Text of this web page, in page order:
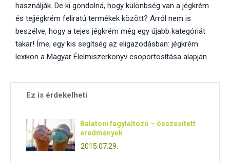
U
használják. De ki gondolná, hogy különbség van a jégkrém
és tejjégkrém feliratú termékek között? Arról nem is
beszélve, hogy a tejes jégkrém még egy újabb kategóriát
takar! Íme, egy kis segítség az eligazodásban: jégkrém
lexikon a Magyar Élelmiszerkönyv csoportosítása alapján.
Ez is érdekelheti
Balatoni fagylaltozó – összesített
eredmények
2015.07.29.